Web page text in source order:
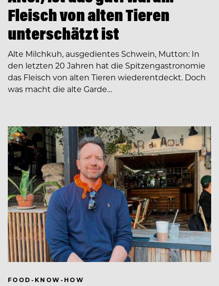
Fleisch von alten Tieren
unterschätzt ist
Alte Milchkuh, ausgedientes Schwein, Mutton: In
den letzten 20 Jahren hat die Spitzengastronomie
das Fleisch von alten Tieren wiederentdeckt. Doch
was macht die alte Garde…
FOOD-KNOW-HOW